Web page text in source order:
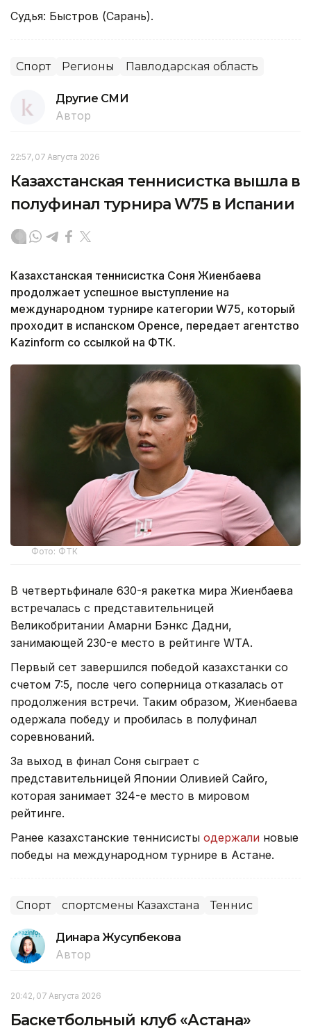
Судья: Быстров (Сарань).
Спорт Регионы Павлодарская область
Другие СМИ
Автор
22:57, 07 Августа 2026
Казахстанская теннисистка вышла в
полуфинал турнира W75 в Испании
Казахстанская теннисистка Соня Жиенбаева
продолжает успешное выступление на
международном турнире категории W75, который
проходит в испанском Оренсе, передает агентство
Kazinform со ссылкой на ФТК.
Фото: ФТК
В четвертьфинале 630-я ракетка мира Жиенбаева
встречалась с представительницей
Великобритании Амарни Бэнкс Дадни,
занимающей 230-е место в рейтинге WTA.
Первый сет завершился победой казахстанки со
счетом 7:5, после чего соперница отказалась от
продолжения встречи. Таким образом, Жиенбаева
одержала победу и пробилась в полуфинал
соревнований.
За выход в финал Соня сыграет с
представительницей Японии Оливией Сайго,
которая занимает 324-е место в мировом
рейтинге.
Ранее казахстанские теннисисты одержали новые
победы на международном турнире в Астане.
Спорт спортсмены Казахстана Теннис
Динара Жусупбекова
Автор
20:42, 07 Августа 2026
Баскетбольный клуб «Астана»